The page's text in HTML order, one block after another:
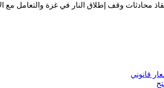
محادثات وقف إطلاق النار في غزة والتعامل
قانوني